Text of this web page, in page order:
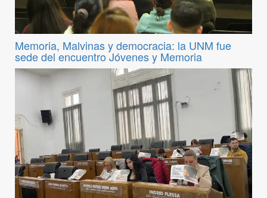
Memoria, Malvinas y democracia: la UNM fue
sede del encuentro Jóvenes y Memoria